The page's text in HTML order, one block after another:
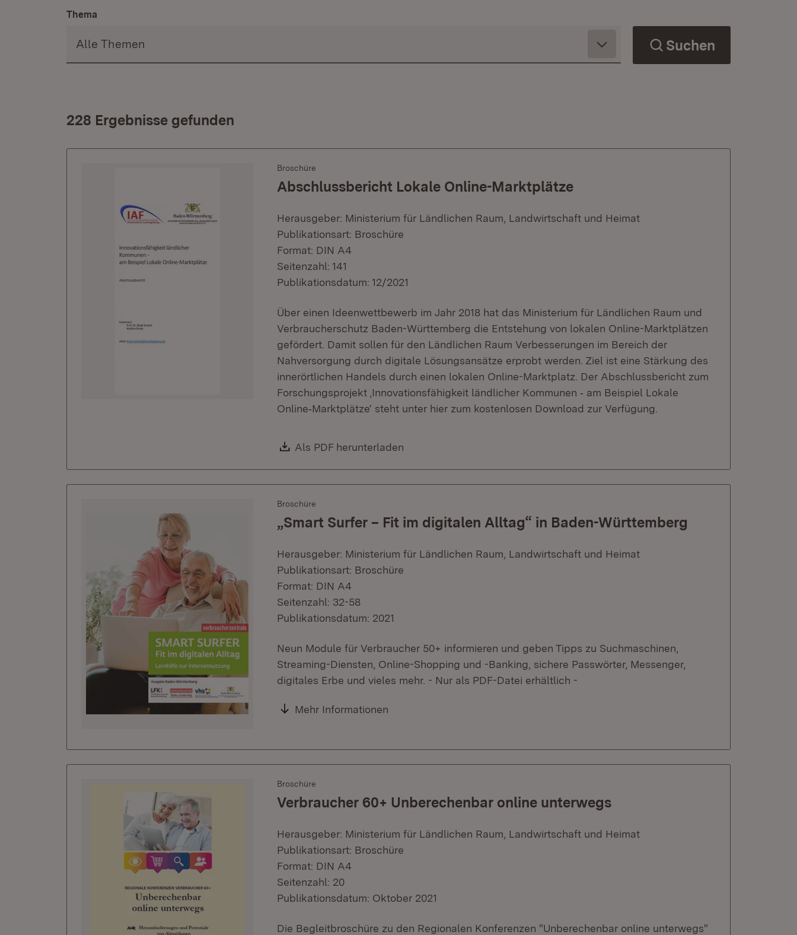
Thema
Suchen
228 Ergebnisse gefunden
Broschüre
Abschlussbericht Lokale Online-Marktplätze
Herausgeber: Ministerium für Ländlichen Raum, Landwirtschaft und Heimat
Publikationsart: Broschüre
Format: DIN A4
Seitenzahl: 141
Publikationsdatum: 12/2021
Über einen Ideenwettbewerb im Jahr 2018 hat das Ministerium für Ländlichen Raum und
Verbraucherschutz Baden-Württemberg die Entstehung von lokalen Online-Marktplätzen
gefördert. Damit sollen für den Ländlichen Raum Verbesserungen im Bereich der
Nahversorgung durch digitale Lösungsansätze erprobt werden. Ziel ist eine Stärkung des
innerörtlichen Handels durch einen lokalen Online-Marktplatz. Der Abschlussbericht zum
Forschungsprojekt ‚Innovationsfähigkeit ländlicher Kommunen ‐ am Beispiel Lokale
Online‐Marktplätze‘ steht unter hier zum kostenlosen Download zur Verfügung.
Download:
Als PDF herunterladen
Broschüre
„Smart Surfer – Fit im digitalen Alltag“ in Baden-Württemberg
Herausgeber: Ministerium für Ländlichen Raum, Landwirtschaft und Heimat
Publikationsart: Broschüre
Format: DIN A4
Seitenzahl: 32-58
Publikationsdatum: 2021
Neun Module für Verbraucher 50+ informieren und geben Tipps zu Suchmaschinen,
Streaming-Diensten, Online-Shopping und -Banking, sichere Passwörter, Messenger,
digitales Erbe und vieles mehr. - Nur als PDF-Datei erhältlich -
Mehr Informationen
Broschüre
Verbraucher 60+ Unberechenbar online unterwegs
Herausgeber: Ministerium für Ländlichen Raum, Landwirtschaft und Heimat
Publikationsart: Broschüre
Format: DIN A4
Seitenzahl: 20
Publikationsdatum: Oktober 2021
Die Begleitbroschüre zu den Regionalen Konferenzen "Unberechenbar online unterwegs"